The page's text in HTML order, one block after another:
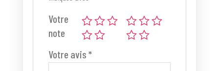
Votre
note
Votre avis*